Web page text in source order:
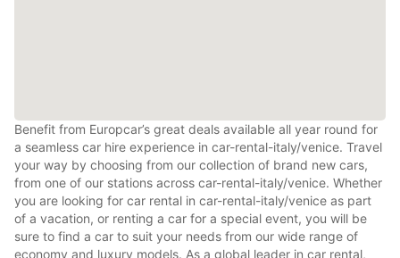
Benefit from Europcar’s great deals available all year round for
a seamless car hire experience in car-rental-italy/venice. Travel
your way by choosing from our collection of brand new cars,
from one of our stations across car-rental-italy/venice. Whether
you are looking for car rental in car-rental-italy/venice as part
of a vacation, or renting a car for a special event, you will be
sure to find a car to suit your needs from our wide range of
economy and luxury models. As a global leader in car rental,